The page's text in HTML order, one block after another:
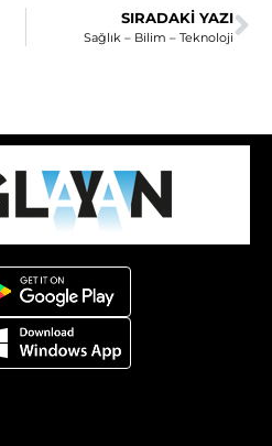
SIRADAKI YAZI
Sağlık – Bilim – Teknoloji